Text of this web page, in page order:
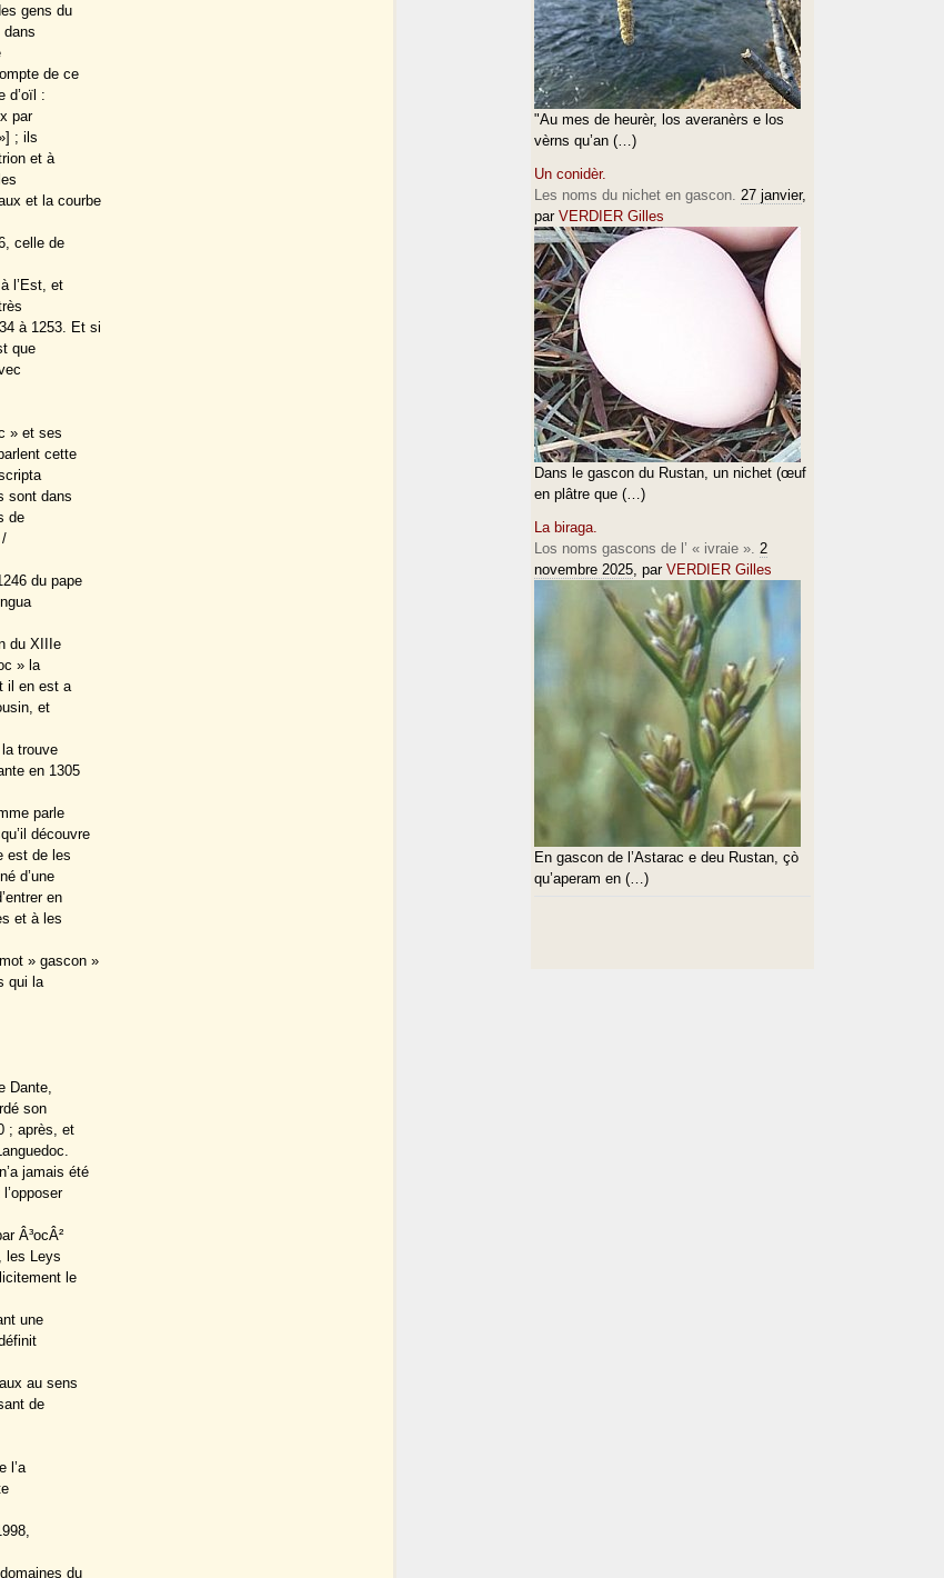
gens du
dans
de ce
d’oïl :
par
; ils
et à
et la courbe
celle de
l’Est, et
à 1253. Et si
que
» et ses
cette
sont dans
de
/
du pape
du XIIIe
» la
il en est a
et
la trouve
en 1305
parle
découvre
est de les
d’une
en
et à les
» gascon »
qui la
Dante,
son
; après, et
jamais été
Â³ocÂ²
les Leys
le
une
au sens
de
l’a
du
"Au mes de heurèr, los averanèrs e los
vèrns qu’an (…)
Un conidèr.
Les noms du nichet en gascon. 27 janvier,
par VERDIER Gilles
Dans le gascon du Rustan, un nichet (œuf
en plâtre que (…)
La biraga.
Los noms gascons de l’ « ivraie ». 2
novembre 2025, par VERDIER Gilles
En gascon de l’Astarac e deu Rustan, çò
qu’aperam en (…)